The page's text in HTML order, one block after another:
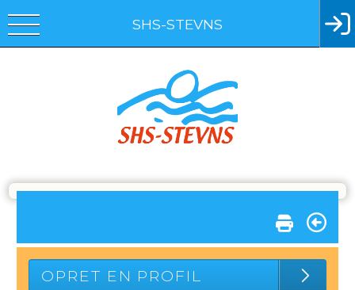
SHS-STEVNS
OPRET EN PROFIL